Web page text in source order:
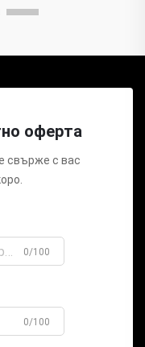
оферта
свърже с вас
0/100
0/100